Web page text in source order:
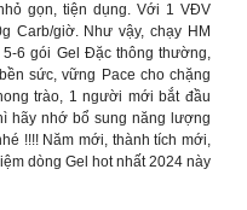
gọn, tiện dụng. Với 1 VĐV
Carb/giờ. Như vậy, chạy HM
6 gói Gel Đặc thông thường,
sức, vững Pace cho chặng
trào, 1 người mới bắt đầu
hãy nhớ bổ sung năng lượng
!!!! Năm mới, thành tích mới,
dòng Gel hot nhất 2024 này